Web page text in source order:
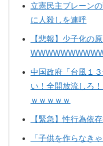
立憲民主ブレーン
に人殺しを連呼
【悲報】少子化の
中国政府「台風１
い！全開放流しろ
ｗｗｗｗｗ
【緊急】性行為依
「子供を作らなき